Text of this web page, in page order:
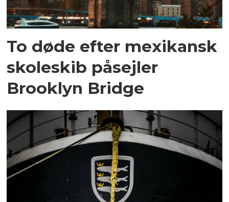
To døde efter mexikansk
skoleskib påsejler
Brooklyn Bridge